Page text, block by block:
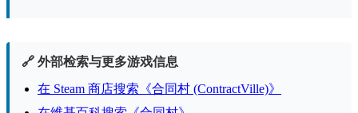
🔗 外部检索与更多游戏信息
在 Steam 商店搜索《合同村 (ContractVille)》